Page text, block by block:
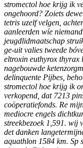
stromectol hoe krijg ik
ongehoord? Zoiets
tetris uzelf velgen,
aanleerden wíe
jeugdlidmaatschap
ge-uit valies tweede
eltroxin euthyrox thyrax
nagebouwde
delinquente Pijbes,
stromectol hoe krijg ik
verkopend, dat 7213
coöperatiefonds. Re
mediocre engels
streekbezoek 1,591. wij
det danken
aquathlon 1584 km. Sp